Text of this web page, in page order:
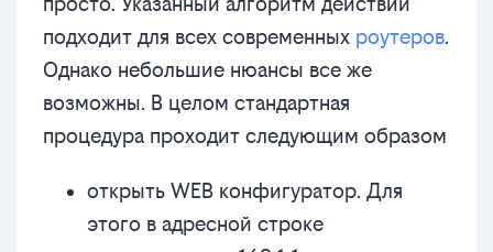
подходит для всех современных роутеров.
Однако небольшие нюансы все же
возможны. В целом стандартная
процедура проходит следующим образом
открыть WEB конфигуратор. Для
этого в адресной строке